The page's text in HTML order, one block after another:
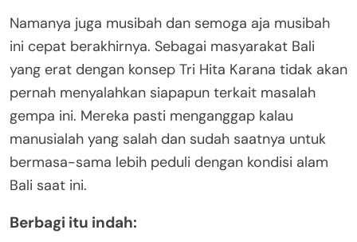
Namanya juga musibah dan semoga aja musibah
ini cepat berakhirnya. Sebagai masyarakat Bali
yang erat dengan konsep Tri Hita Karana tidak akan
pernah menyalahkan siapapun terkait masalah
gempa ini. Mereka pasti menganggap kalau
manusialah yang salah dan sudah saatnya untuk
bermasa-sama lebih peduli dengan kondisi alam
Bali saat ini.
Berbagi itu indah: